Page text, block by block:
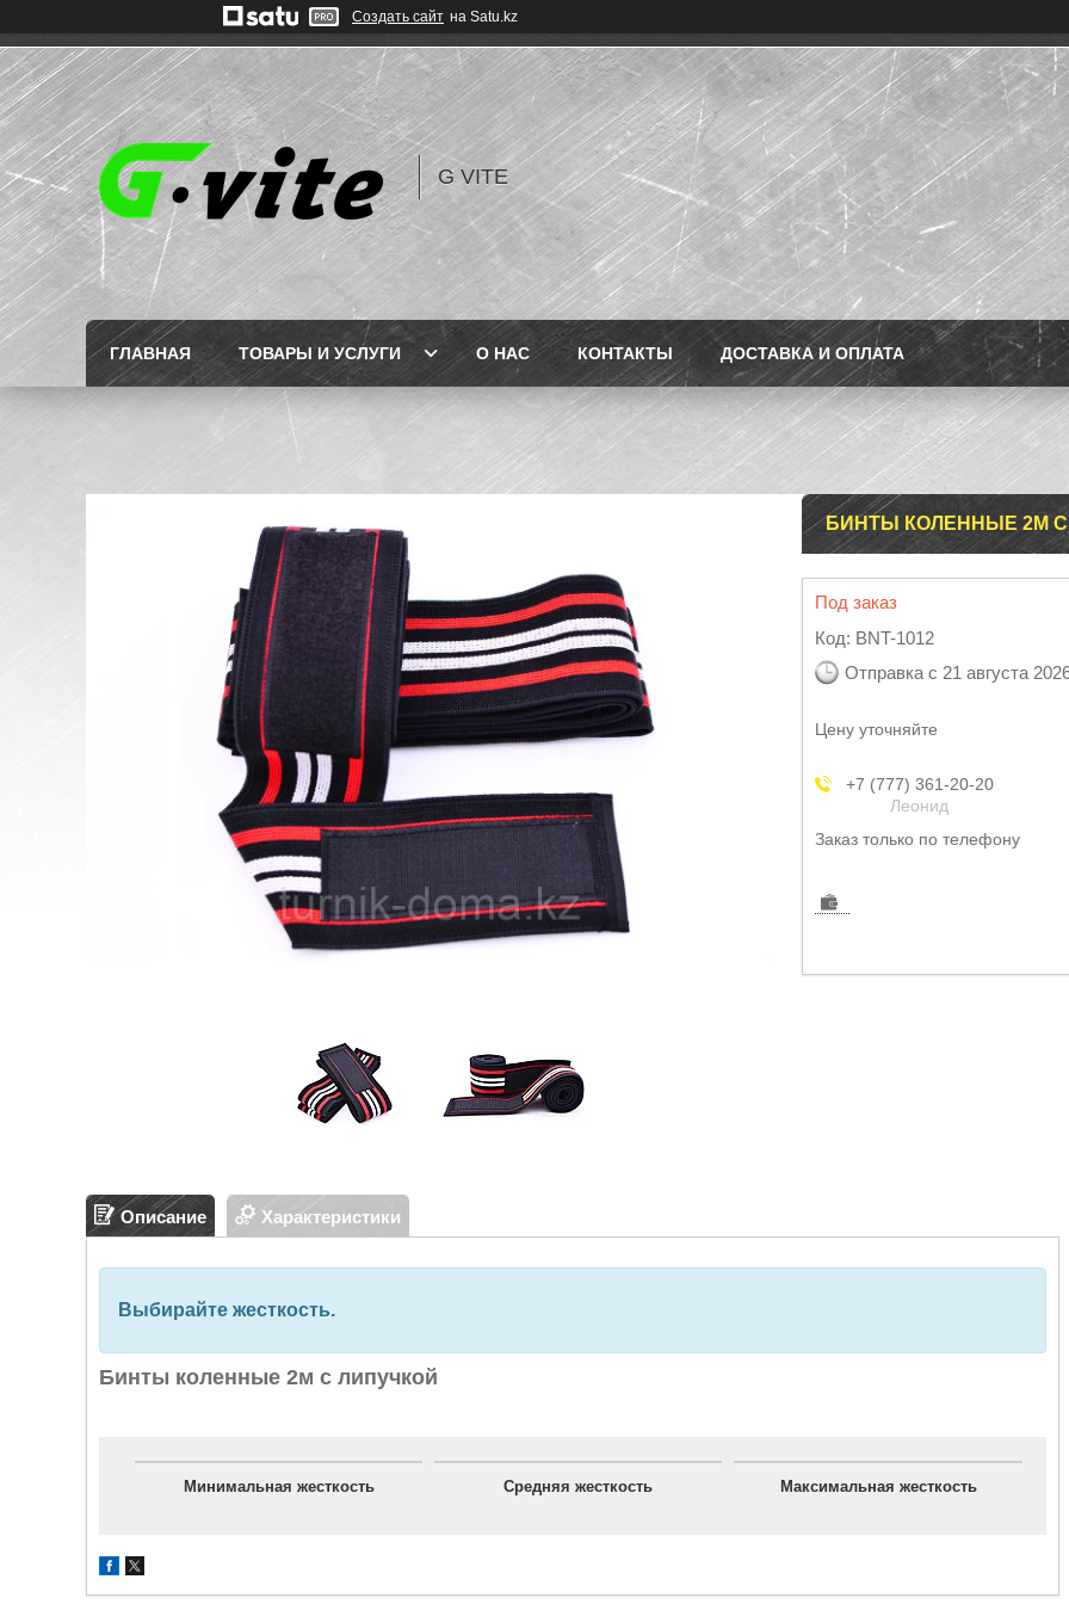
Создать сайт на Satu.kz
G VITE
ГЛАВНАЯ ТОВАРЫ И УСЛУГИ О НАС КОНТАКТЫ ДОСТАВКА И ОПЛАТА
БИНТЫ КОЛЕННЫЕ 2М
Под заказ
Код: BNT-1012
Отправка с 21 августа
Цену уточняйте
+7 (777) 361-20-20
Леонид
Заказ только по телефону
Описание Характеристики
Выбирайте жесткость.
Бинты коленные 2м с липучкой
Минимальная жесткость Средняя жесткость Максимальная жесткость